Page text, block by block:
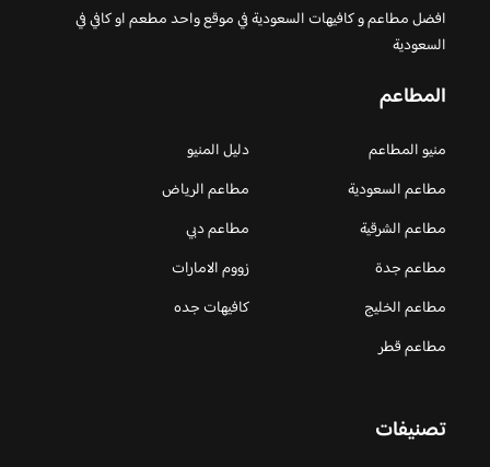
افضل مطاعم و كافيهات السعودية في موقع واحد مطعم او كافي في
السعودية
المطاعم
منيو المطاعم
دليل المنيو
مطاعم السعودية
مطاعم الرياض
مطاعم الشرقية
مطاعم دبي
مطاعم جدة
زووم الامارات
مطاعم الخليج
كافيهات جده
مطاعم قطر
تصنيفات